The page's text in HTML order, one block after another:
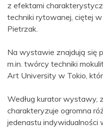
z efektami
techniki rytowanej, ciętej w
Pietrzak.
Na wystawie znajdują się
m.in. twórcy techniki
Art University w Tokio,
Według kurator wystawy,
charakteryzuje ogromna
jedenastu